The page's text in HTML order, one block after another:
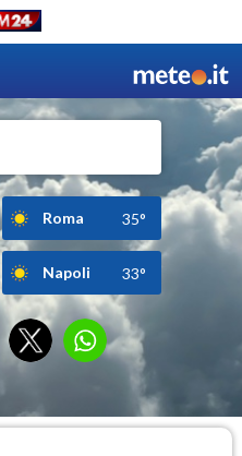
Roma 35°
Napoli 33°